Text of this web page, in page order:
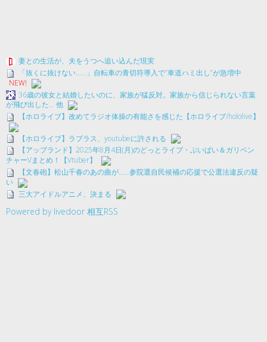
妻との生活が、夫をうつへ追い込んだ現実
「抜くに抜けない……」自転車の青切符導入で”車道ハミ出し”が急増中
NEW!
36歳の彼女と結婚したいのに、家族が猛反対。家族から信じられない言葉
が飛び出した… 他
【ホロライブ】改めてラジオ体操の有能さを感じた【ホロライブ/hololive】
【ホロライブ】ラプラス、youtubeに許される
【アップランド】2025年8月4日(月)のどっとライブ・ぶいぱい＆ガリベン
チャーVまとめ！【Vtuber】
【文春砲】松山千春のあの曲が……参院選自民候補の応援で公選法違反の疑
い
三大アイドルアニメ、決まる
Powered by livedoor 相互RSS